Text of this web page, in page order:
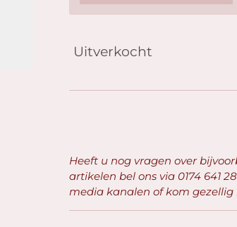
Uitverkocht
Heeft u nog vragen over
artikelen bel ons via 0174 641
media kanalen of kom gezellig